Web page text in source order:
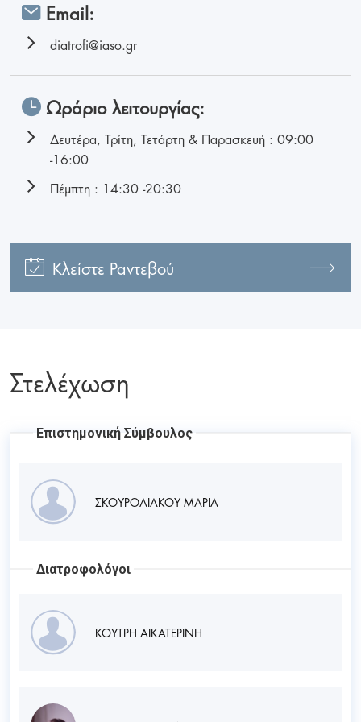
Email:
diatrofi@iaso.gr
Ωράριο λειτουργίας:
Δευτέρα, Τρίτη, Τετάρτη & Παρασκευή : 09:00
-16:00
Πέμπτη : 14:30 -20:30
Κλείστε Ραντεβού
Στελέχωση
Επιστημονική Σύμβουλος
ΣΚΟΥΡΟΛΙΑΚΟΥ ΜΑΡΙΑ
Διατροφολόγοι
ΚΟΥΤΡΗ ΑΙΚΑΤΕΡΙΝΗ